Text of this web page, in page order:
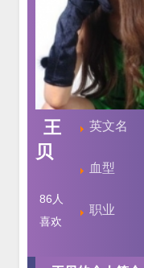
王
贝
86 人
喜欢
英文名
血型
职业